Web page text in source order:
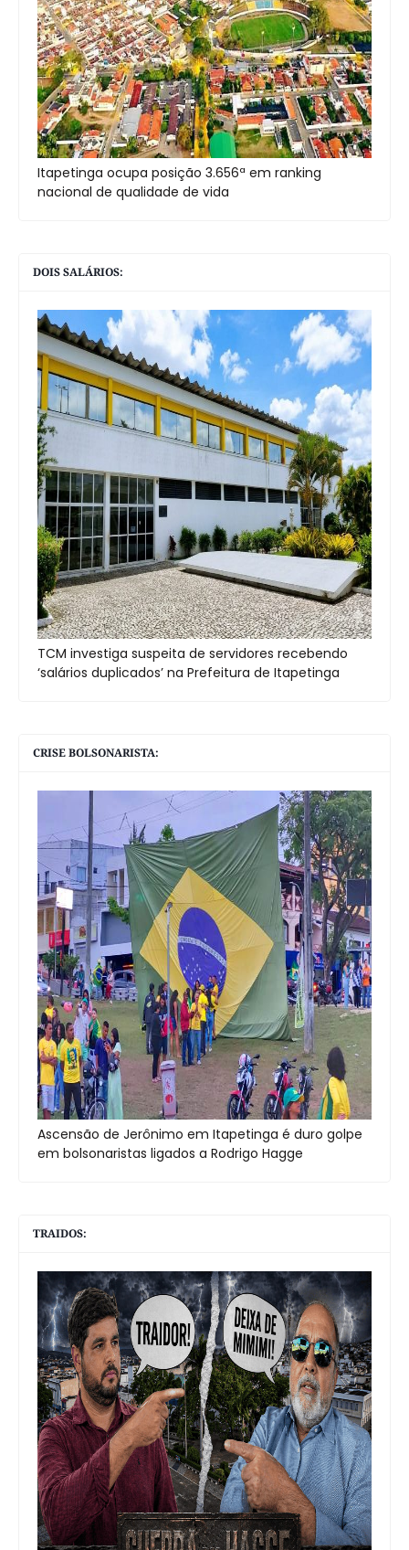
Itapetinga ocupa posição 3.656ª em ranking
nacional de qualidade de vida
DOIS SALÁRIOS:
TCM investiga suspeita de servidores recebendo
‘salários duplicados’ na Prefeitura de Itapetinga
CRISE BOLSONARISTA:
Ascensão de Jerônimo em Itapetinga é duro golpe
em bolsonaristas ligados a Rodrigo Hagge
TRAIDOS: